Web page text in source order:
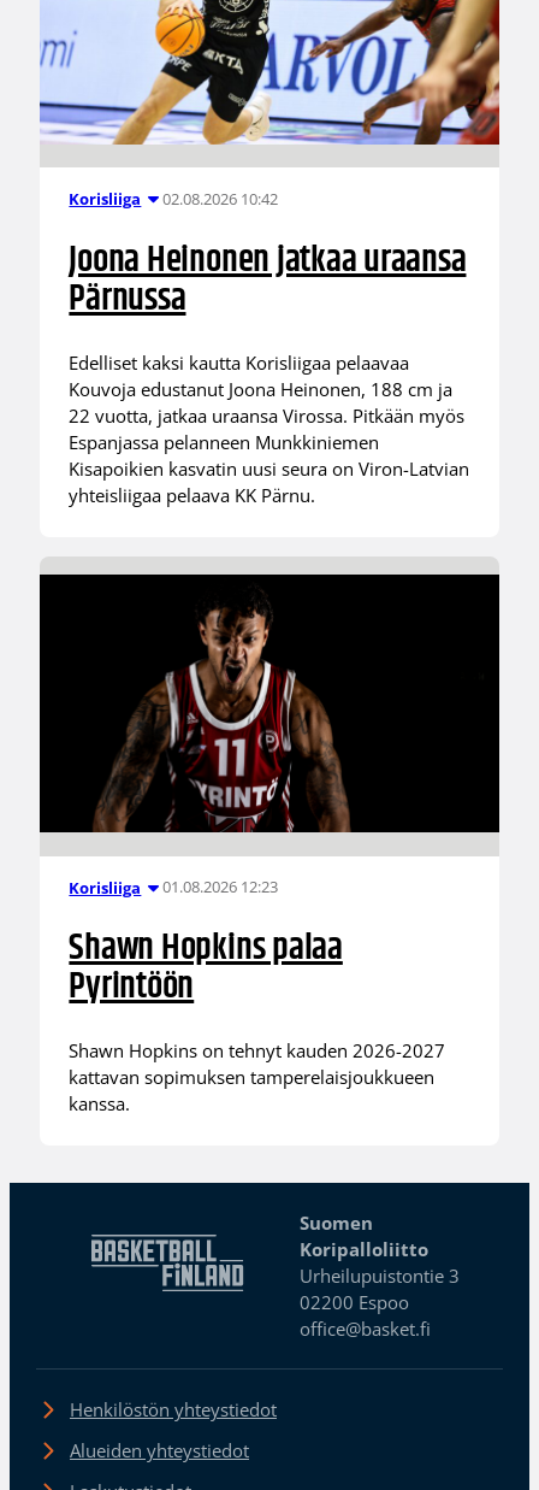
Korisliiga 02.08.2026 10:42
Joona Heinonen jatkaa uraansa
Pärnussa
Edelliset kaksi kautta Korisliigaa pelaavaa
Kouvoja edustanut Joona Heinonen, 188 cm ja
22 vuotta, jatkaa uraansa Virossa. Pitkään myös
Espanjassa pelanneen Munkkiniemen
Kisapoikien kasvatin uusi seura on Viron-Latvian
yhteisliigaa pelaava KK Pärnu.
Korisliiga 01.08.2026 12:23
Shawn Hopkins palaa
Pyrintöön
Shawn Hopkins on tehnyt kauden 2026-2027
kattavan sopimuksen tamperelaisjoukkueen
kanssa.
Suomen
Koripalloliitto
Urheilupuistontie 3
02200 Espoo
office@basket.fi
Henkilöstön yhteystiedot
Alueiden yhteystiedot